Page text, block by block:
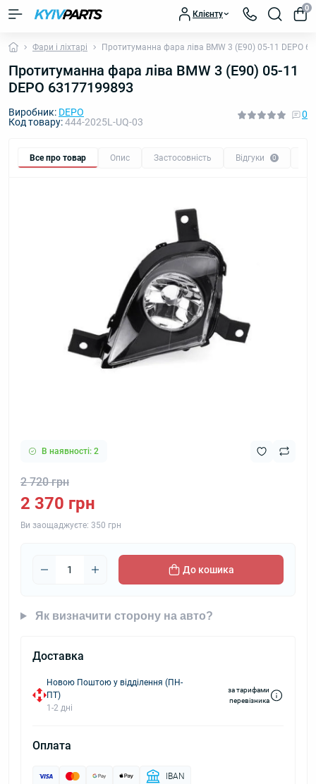
Клієнту
0
Фари і ліхтарі Протитуманна фара ліва BMW 3 (E90) 05-11 DEPO
Протитуманна фара ліва BMW 3 (E90) 05-11
DEPO 63177199893
Виробник: DEPO
Код товару:444-2025L-UQ-03
0
Все про товар Опис Застосовність Відгуки 0
В наявності: 2
2 720 грн
2 370 грн
Ви заощаджуєте: 350 грн
До кошика
Як визначити сторону на авто?
Доставка
Новою Поштою у відділення (ПН-
ПТ)
1-2 дні
за тарифами
перевізника
Оплата
IBAN